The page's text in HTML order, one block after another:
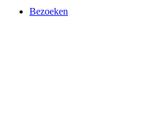
Bezoeken